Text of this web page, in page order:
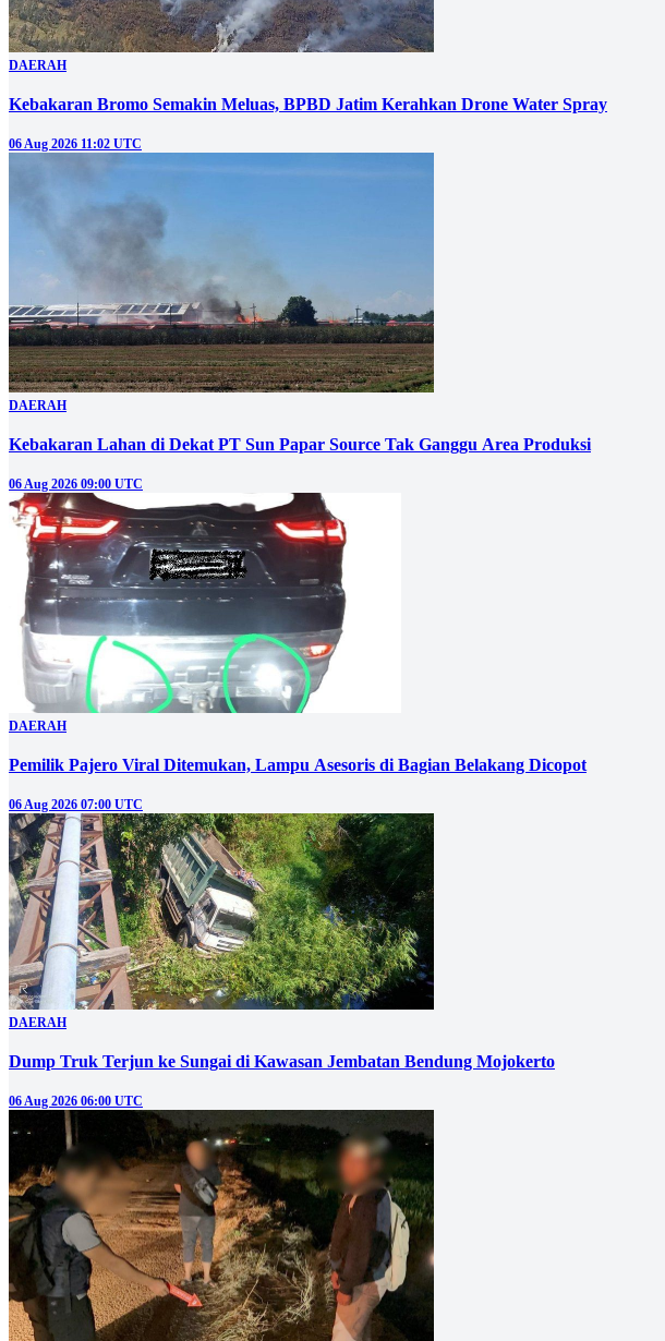
DAERAH
Kebakaran Bromo Semakin Meluas, BPBD Jatim Kerahkan Drone Water Spray
06 Aug 2026 11:02 UTC
DAERAH
Kebakaran Lahan di Dekat PT Sun Papar Source Tak Ganggu Area Produksi
06 Aug 2026 09:00 UTC
DAERAH
Pemilik Pajero Viral Ditemukan, Lampu Asesoris di Bagian Belakang Dicopot
06 Aug 2026 07:00 UTC
DAERAH
Dump Truk Terjun ke Sungai di Kawasan Jembatan Bendung Mojokerto
06 Aug 2026 06:00 UTC